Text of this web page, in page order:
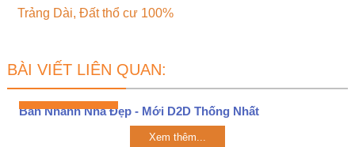
Trảng Dài, Đất thổ cư 100%
BÀI VIẾT LIÊN QUAN:
Bán Nhanh Nhà Đẹp - Mới D2D Thống Nhất
Xem thêm...